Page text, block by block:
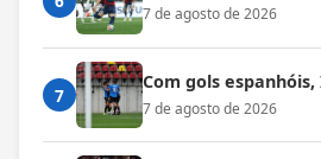
7 de agosto de 2026
7
Com gols
7 de agosto de 2026